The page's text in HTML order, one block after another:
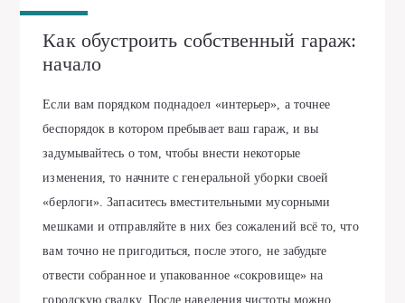
Как обустроить собственный гараж:
начало
Если вам порядком поднадоел «интерьер», а точнее
беспорядок в котором пребывает ваш гараж, и вы
задумывайтесь о том, чтобы внести некоторые
изменения, то начните с генеральной уборки своей
«берлоги». Запаситесь вместительными мусорными
мешками и отправляйте в них без сожалений всё то, что
вам точно не пригодиться, после этого, не забудьте
отвести собранное и упакованное «сокровище» на
городскую свалку. После наведения чистоты можно